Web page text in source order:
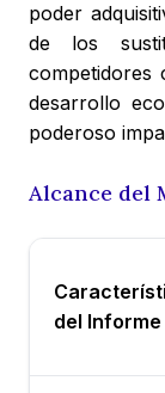
poder
de los
desarrollo
poderoso
Alcance del
del Informe